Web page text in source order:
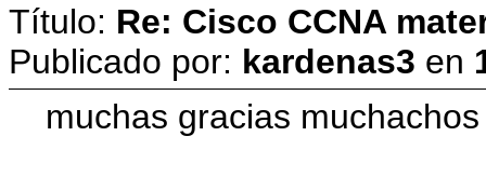
Título: Re: Cisco CCNA
Publicado por: kardenas3 en
muchas gracias